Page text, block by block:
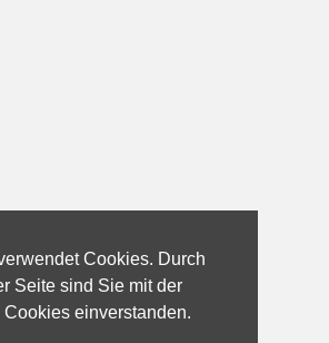
Cookies. Durch
Seite sind Sie mit der
einverstanden.